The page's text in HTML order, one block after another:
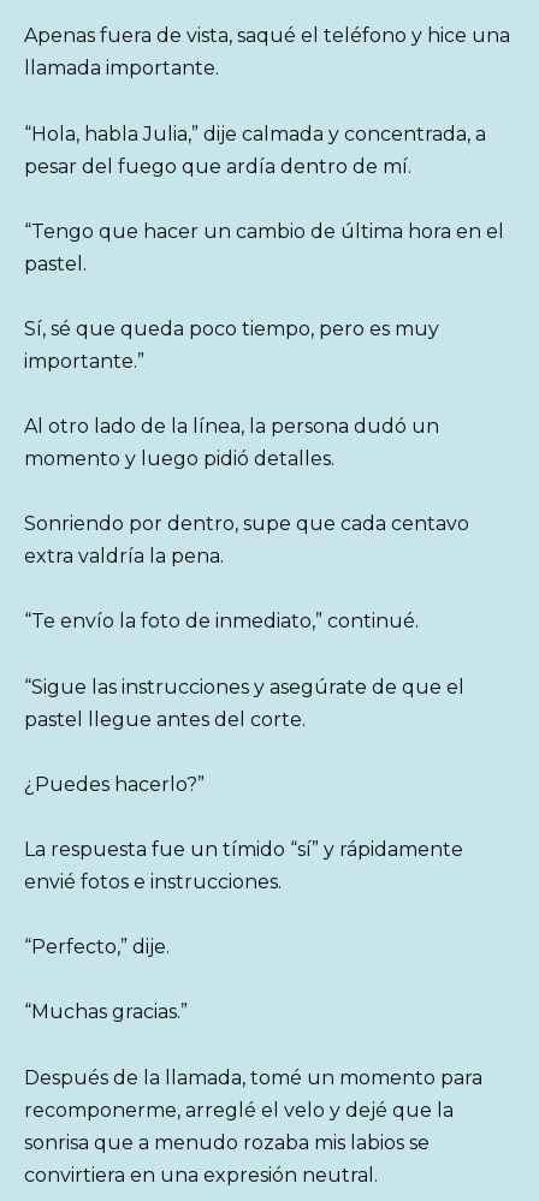
Apenas fuera de vista, saqué el teléfono y hice una
llamada importante.
“Hola, habla Julia,” dije calmada y concentrada, a
pesar del fuego que ardía dentro de mí.
“Tengo que hacer un cambio de última hora en el
pastel.
Sí, sé que queda poco tiempo, pero es muy
importante.”
Al otro lado de la línea, la persona dudó un
momento y luego pidió detalles.
Sonriendo por dentro, supe que cada centavo
extra valdría la pena.
“Te envío la foto de inmediato,” continué.
“Sigue las instrucciones y asegúrate de que el
pastel llegue antes del corte.
¿Puedes hacerlo?”
La respuesta fue un tímido “sí” y rápidamente
envié fotos e instrucciones.
“Perfecto,” dije.
“Muchas gracias.”
Después de la llamada, tomé un momento para
recomponerme, arreglé el velo y dejé que la
sonrisa que a menudo rozaba mis labios se
convirtiera en una expresión neutral.